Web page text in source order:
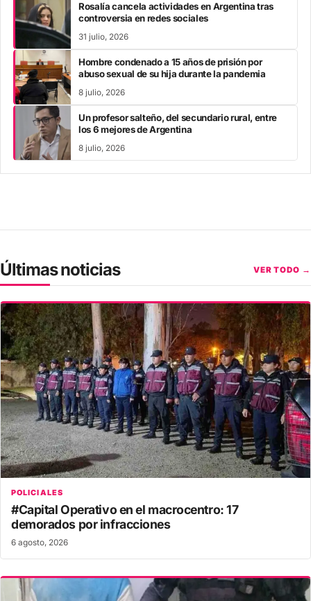
Rosalía cancela actividades en Argentina tras
controversia en redes sociales
31 julio, 2026
Hombre condenado a 15 años de prisión por
abuso sexual de su hija durante la pandemia
8 julio, 2026
Un profesor salteño, del secundario rural, entre
los 6 mejores de Argentina
8 julio, 2026
Últimas noticias VER TODO →
POLICIALES
#Capital Operativo en el macrocentro: 17
demorados por infracciones
6 agosto, 2026